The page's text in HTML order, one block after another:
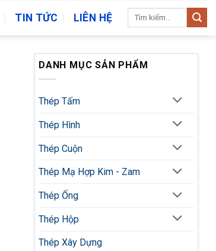
TIN TỨC LIÊN HỆ
Tìm
DANH MỤC SẢN PHẨM
Thép Tấm
Thép Hình
Thép Cuộn
Thép Mạ Hợp Kim - Zam
Thép Ống
Thép Hộp
Thép Xây Dựng